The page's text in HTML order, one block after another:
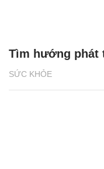
SỨC KHỎE
Tìm hướng phát